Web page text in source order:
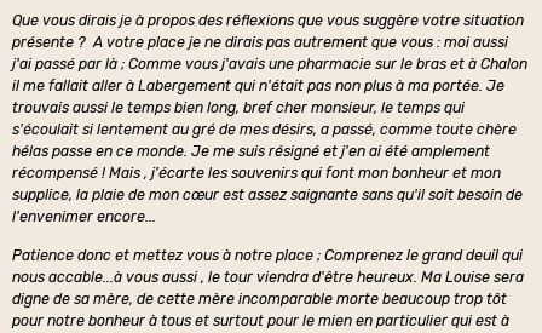
Que vous dirais je à propos des réflexions que vous suggère votre situation
présente ? A votre place je ne dirais pas autrement que vous : moi aussi
j'ai passé par là ; Comme vous j'avais une pharmacie sur le bras et à Chalon
il me fallait aller à Labergement qui n'était pas non plus à ma portée. Je
trouvais aussi le temps bien long, bref cher monsieur, le temps qui
s'écoulait si lentement au gré de mes désirs, a passé, comme toute chère
hélas passe en ce monde. Je me suis résigné et j'en ai été amplement
récompensé ! Mais , j'écarte les souvenirs qui font mon bonheur et mon
supplice, la plaie de mon cœur est assez saignante sans qu'il soit besoin de
l'envenimer encore...
Patience donc et mettez vous à notre place ; Comprenez le grand deuil qui
nous accable...à vous aussi , le tour viendra d'être heureux. Ma Louise sera
digne de sa mère, de cette mère incomparable morte beaucoup trop tôt
pour notre bonheur à tous et surtout pour le mien en particulier qui est à